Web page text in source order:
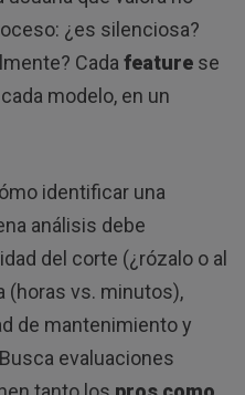
¿es silenciosa?
Cada feature se
modelo, en un
identificar una
análisis debe
del corte (¿rózalo o al
(horas vs. minutos),
de mantenimiento y
evaluaciones